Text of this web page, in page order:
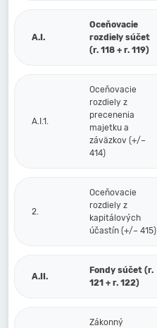
A.I.
Oceňovacie
rozdiely súčet
(r. 118 + r. 119)
A.I.1.
Oceňovacie
rozdiely z
precenenia
majetku a
záväzkov (+/–
414)
2.
Oceňovacie
rozdiely z
kapitálových
účastín (+/– 415)
A.II.
Fondy súčet (r.
121 + r. 122)
Zákonný